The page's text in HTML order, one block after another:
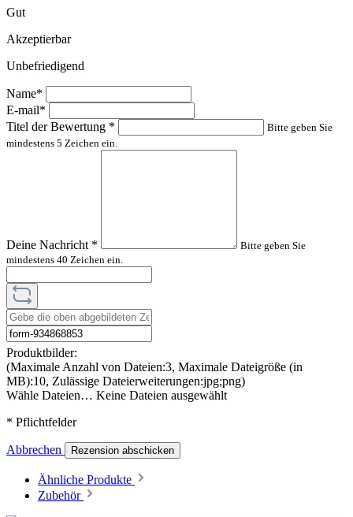
Gut
Akzeptierbar
Unbefriedigend
Name*
E-mail*
Titel der Bewertung *
Bitte geben Sie
mindestens 5 Zeichen ein.
Deine Nachricht *
Bitte geben Sie
mindestens 40 Zeichen ein.
Produktbilder:
(Maximale Anzahl von Dateien:3, Maximale Dateigröße (in
MB):10, Zulässige Dateierweiterungen:jpg;png)
Wähle Dateien… Keine Dateien ausgewählt
* Pflichtfelder
Abbrechen Rezension abschicken
Ähnliche Produkte
Zubehör